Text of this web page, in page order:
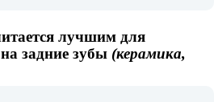
лучшим для
задние зубы (керамика,